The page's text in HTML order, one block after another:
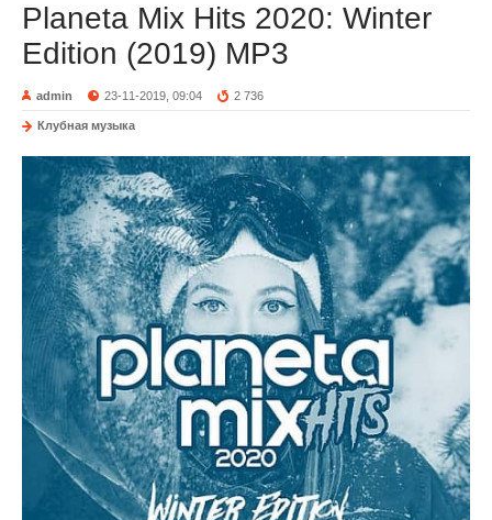
Planeta Mix Hits 2020: Winter
Edition (2019) MP3
admin 23-11-2019, 09:04 2 736
Клубная музыка